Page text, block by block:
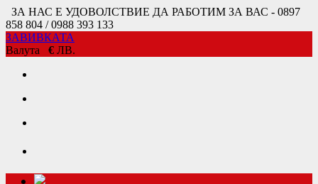
ЗА НАС Е УДОВОЛСТВИЕ ДА РАБОТИМ ЗА ВАС - 0897
858 804 / 0988 393 133
ЗАВИВКАТА
Валута € ЛВ.